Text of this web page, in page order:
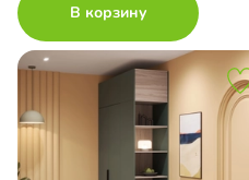
В корзину